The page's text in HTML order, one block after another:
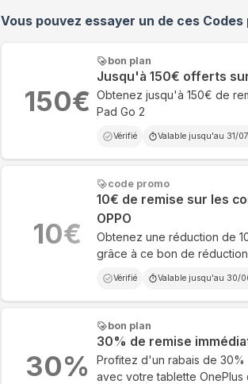
Vous pouvez essayer un de ces Codes
bon plan
Jusqu'à 150€ offerts
Obtenez jusqu'à 150€ de
Pad Go 2
Vérifié Valable jusqu'au 31/
150€
code promo
10€ de remise sur les
OPPO
Obtenez une réduction de
grâce à ce bon de réduction
Vérifié Valable jusqu'au 30/
10€
bon plan
30% de remise
Profitez d'un rabais de 30%
avec votre tablette OnePlus
30%